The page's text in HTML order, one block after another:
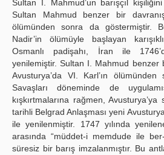
Sultan I. Mahmud’un barışçıl
Sultan Mahmud benzer bir
ölümünden sonra da göstermiştir.
Nadir’in ölümüyle başlayan
Osmanlı padişahı, İran ile
yenilemiştir. Sultan I. Mahmud benzer
Avusturya’da VI. Karl’ın
Savaşları döneminde de
kışkırtmalarına rağmen,
tarihli Belgrad Anlaşması yeni
ile yenilenmiştir. 1747 yılında
arasında “müddet-i memdude ile
süresiz bir barış imzalanmıştır. Bu